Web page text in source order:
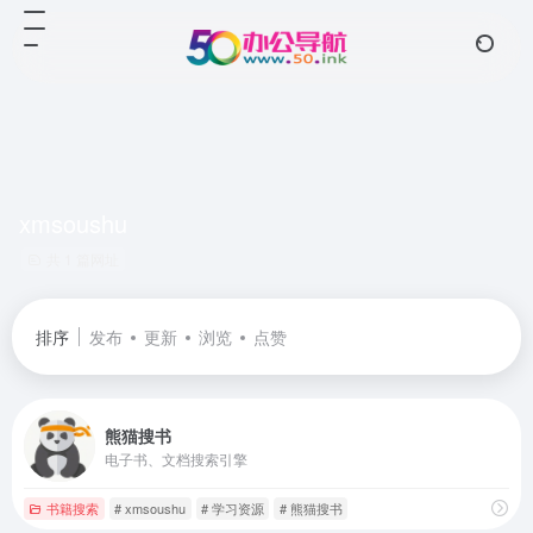
排序 发布 更新 浏览 点赞
熊猫搜书
电子书、文档搜索引擎
书籍搜索 # xmsoushu # 学习资源 # 熊猫搜书